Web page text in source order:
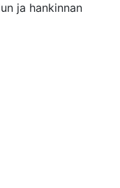
ja hankinnan